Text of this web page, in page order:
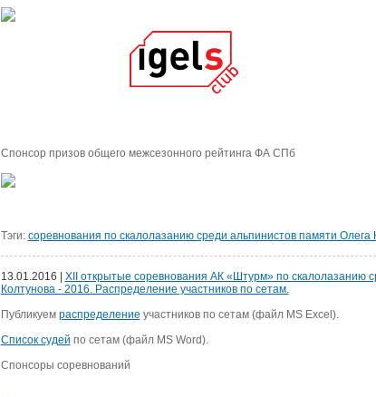
Спонсор призов общего межсезонного рейтинга ФА СПб
Тэги: соревнования по скалолазанию среди альпинистов памяти Олега
13.01.2016 | XII открытые соревнования АК «Штурм» по скалолазанию
Колтунова - 2016. Распределение участников по сетам.
Публикуем распределение участников по сетам (файл MS Excel).
Список судей по сетам (файл MS Word).
Спонсоры соревнований